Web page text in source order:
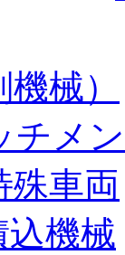
械）
チメ
殊車両
込機械